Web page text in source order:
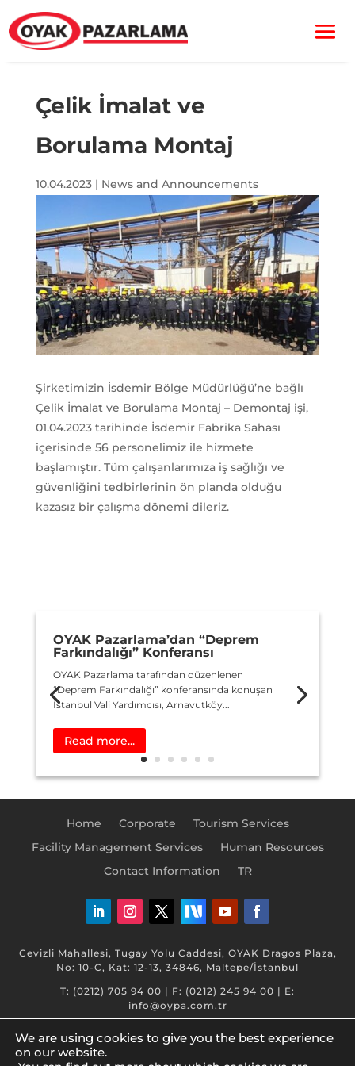
Çelik İmalat ve
Borulama Montaj
10.04.2023| News and Announcements
Şirketimizin İsdemir Bölge Müdürlüğü’ne bağlı
Çelik İmalat ve Borulama Montaj – Demontaj işi,
01.04.2023 tarihinde İsdemir Fabrika Sahası
içerisinde 56 personelimiz ile hizmete
başlamıştır. Tüm çalışanlarımıza iş sağlığı ve
güvenliğini tedbirlerinin ön planda olduğu
kazasız bir çalışma dönemi dileriz.
OYAK Pazarlama’dan “Deprem
Farkındalığı” Konferansı
OYAK Pazarlama tarafından düzenlenen
“Deprem Farkındalığı” konferansında konuşan
İstanbul Vali Yardımcısı, Arnavutköy...
Read more...
Home Corporate
Tourism Services
Facility Management Services
Human Resources
Contact Information
TR
Cevizli Mahallesi, Tugay Yolu Caddesi, OYAK Dragos Plaza,
No: 10-C, Kat: 12-13, 34846, Maltepe/İstanbul
T: (0212) 705 94 00 | F: (0212) 245 94 00 | E:
info@oypa.com.tr
We are using cookies to give you the best experience
on our website.